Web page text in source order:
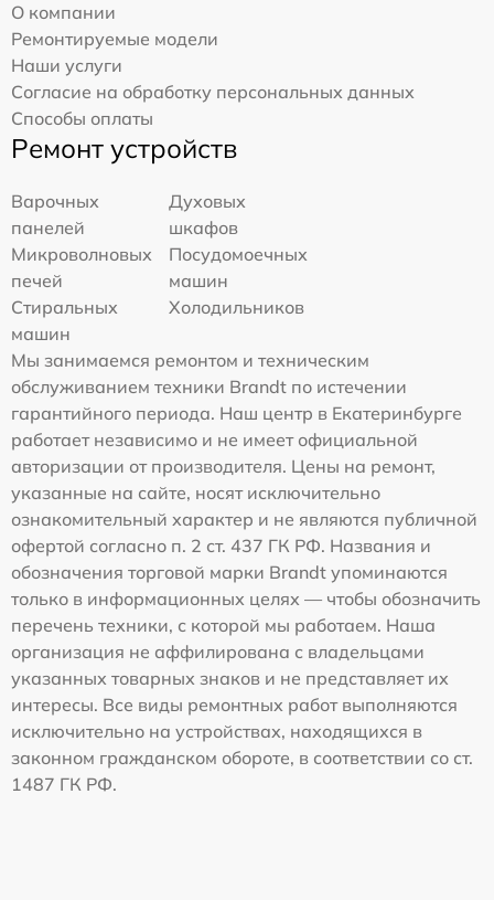
О компании
Ремонтируемые модели
Наши услуги
Согласие на обработку персональных данных
Способы оплаты
Ремонт устройств
Варочных
панелей
Духовых
шкафов
Микроволновых
печей
Посудомоечных
машин
Стиральных
машин
Холодильников
Мы занимаемся ремонтом и техническим
обслуживанием техники Brandt по истечении
гарантийного периода. Наш центр в Екатеринбурге
работает независимо и не имеет официальной
авторизации от производителя. Цены на ремонт,
указанные на сайте, носят исключительно
ознакомительный характер и не являются публичной
офертой согласно п. 2 ст. 437 ГК РФ. Названия и
обозначения торговой марки Brandt упоминаются
только в информационных целях — чтобы обозначить
перечень техники, с которой мы работаем. Наша
организация не аффилирована с владельцами
указанных товарных знаков и не представляет их
интересы. Все виды ремонтных работ выполняются
исключительно на устройствах, находящихся в
законном гражданском обороте, в соответствии со ст.
1487 ГК РФ.